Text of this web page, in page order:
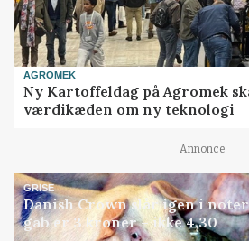
AGROMEK
Ny Kartoffeldag på Agromek
værdikæden om ny teknologi
Annonce
GRISE
Danish Crown slår igen i
gab er 3 kroner – ikke 4,30